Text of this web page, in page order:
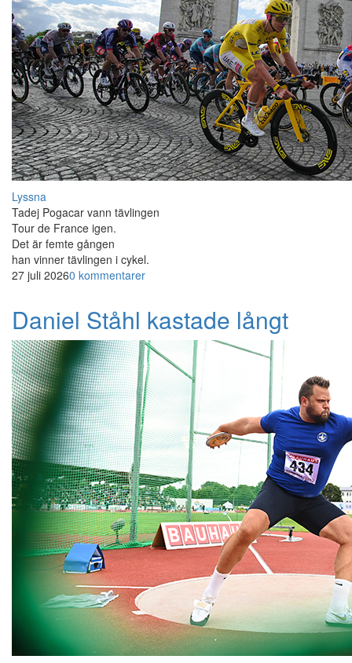
Lyssna
Tadej Pogacar vann tävlingen
Tour de France igen.
Det är femte gången
han vinner tävlingen i cykel.
27 juli 20260 kommentarer
Daniel Ståhl kastade långt